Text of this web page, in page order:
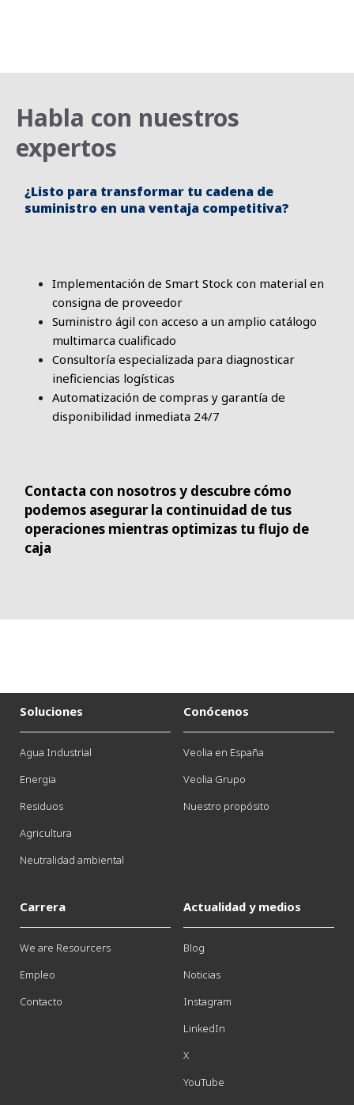
Habla con nuestros
expertos
¿Listo para transformar tu cadena de
suministro en una ventaja competitiva?
Implementación de Smart Stock con material en
consigna de proveedor
Suministro ágil con acceso a un amplio catálogo
multimarca cualificado
Consultoría especializada para diagnosticar
ineficiencias logísticas
Automatización de compras y garantía de
disponibilidad inmediata 24/7
Contacta con nosotros y descubre cómo
podemos asegurar la continuidad de tus
operaciones mientras optimizas tu flujo de
caja
Soluciones
Agua Industrial
Energia
Residuos
Agricultura
Neutralidad ambiental
Conócenos
Veolia en España
Veolia Grupo
Nuestro propósito
Carrera
We are Resourcers
Empleo
Contacto
Actualidad y medios
Blog
Noticias
Instagram
LinkedIn
X
YouTube